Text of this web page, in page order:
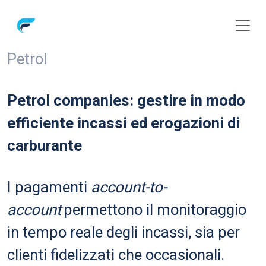
Petrol
Petrol companies: gestire in modo
efficiente incassi ed erogazioni di
carburante
I pagamenti account-to-
account permettono il monitoraggio
in tempo reale degli incassi, sia per
clienti fidelizzati che occasionali.